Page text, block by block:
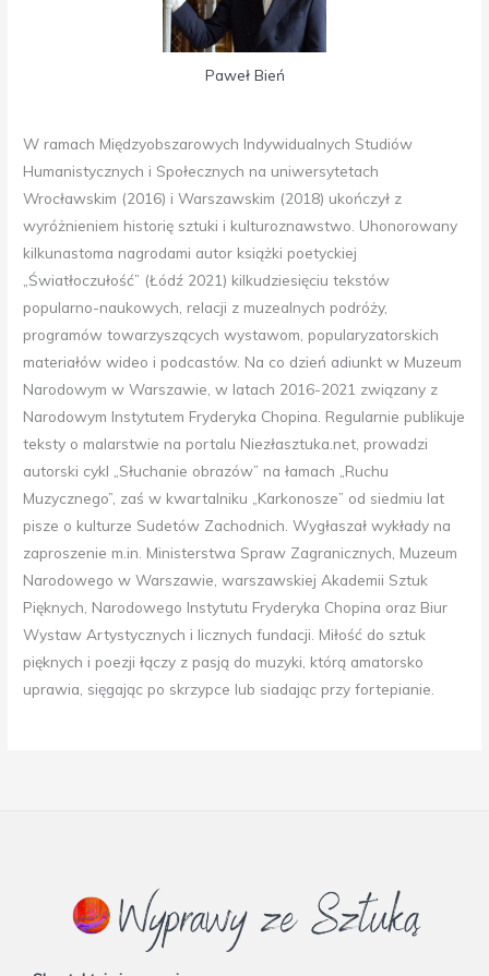
Paweł Bień
W ramach Międzyobszarowych Indywidualnych Studiów
Humanistycznych i Społecznych na uniwersytetach
Wrocławskim (2016) i Warszawskim (2018) ukończył z
wyróżnieniem historię sztuki i kulturoznawstwo. Uhonorowany
kilkunastoma nagrodami autor książki poetyckiej
„Światłoczułość” (Łódź 2021) kilkudziesięciu tekstów
popularno-naukowych, relacji z muzealnych podróży,
programów towarzyszących wystawom, popularyzatorskich
materiałów wideo i podcastów. Na co dzień adiunkt w Muzeum
Narodowym w Warszawie, w latach 2016-2021 związany z
Narodowym Instytutem Fryderyka Chopina. Regularnie publikuje
teksty o malarstwie na portalu Niezłasztuka.net, prowadzi
autorski cykl „Słuchanie obrazów” na łamach „Ruchu
Muzycznego”, zaś w kwartalniku „Karkonosze” od siedmiu lat
pisze o kulturze Sudetów Zachodnich. Wygłaszał wykłady na
zaproszenie m.in. Ministerstwa Spraw Zagranicznych, Muzeum
Narodowego w Warszawie, warszawskiej Akademii Sztuk
Pięknych, Narodowego Instytutu Fryderyka Chopina oraz Biur
Wystaw Artystycznych i licznych fundacji. Miłość do sztuk
pięknych i poezji łączy z pasją do muzyki, którą amatorsko
uprawia, sięgając po skrzypce lub siadając przy fortepianie.